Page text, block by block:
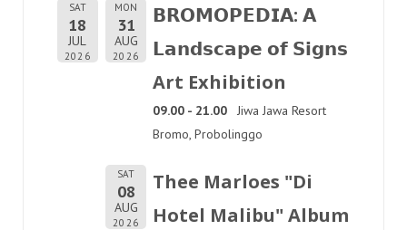
SAT
18
JUL
2026
MON
31
AUG
2026
𝗕𝗥𝗢𝗠𝗢𝗣𝗘𝗗𝗜𝗔: 𝗔
𝗟𝗮𝗻𝗱𝘀𝗰𝗮𝗽𝗲 𝗼𝗳 𝗦𝗶𝗴𝗻𝘀
Art Exhibition
09.00 - 21.00
Jiwa Jawa Resort
Bromo, Probolinggo
SAT
08
AUG
2026
Thee Marloes "Di
Hotel Malibu" Album